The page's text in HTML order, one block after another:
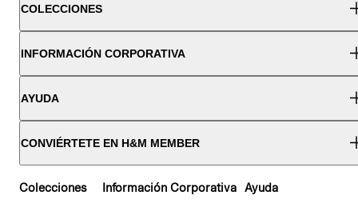
COLECCIONES
INFORMACIÓN CORPORATIVA
AYUDA
CONVIÉRTETE EN H&M MEMBER
Colecciones Información Corporativa Ayuda